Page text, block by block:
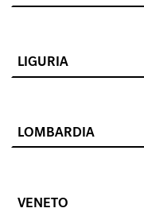
LIGURIA
LOMBARDIA
VENETO